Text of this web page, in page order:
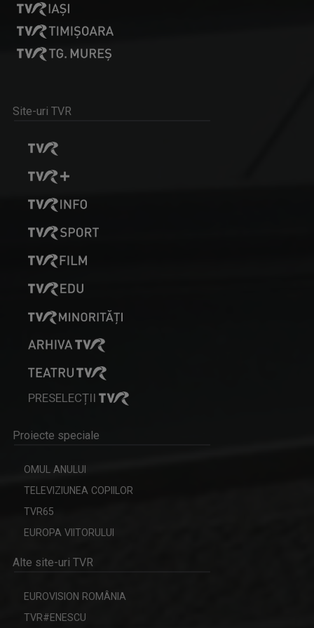
DORINA FLOREA
Fie că s-a aflat la pupitrul „Telejurnalului” ...
Prozatoare, eseistă, critic literar și ...
IRINA PĂCURARIU
Site-uri TVR
PRESELECȚII
Proiecte speciale
OMUL ANULUI
TELEVIZIUNEA COPIILOR
TVR65
EUROPA VIITORULUI
Alte site-uri TVR
EUROVISION ROMÂNIA
TVR#ENESCU